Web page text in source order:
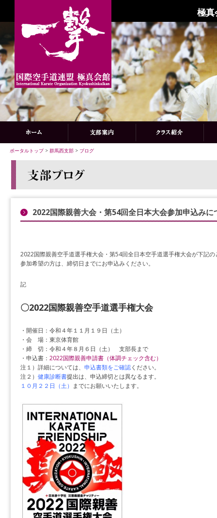
極真
ポータルトップ> 群馬西支部 > ブログ
2022国際親善大会・第54回全日本大会参加申込みに
2022国際親善空手道選手権大会・第54回全日本空手道選手権大会が下記
参加希望の方は、締切日までにお申込みください。
記
〇2022国際親善空手道選手権大会
・開催日：令和４年１１月１９日（土）
・会 場：東京体育館
・締 切：令和４年８月６日（土） 支部長まで
・申込書： 2022国際親善申請書（体調チェック含む）
注１）詳細については、 申込書類をご確認ください。
注２） 健康診断書提出は、申込締切とは異なるます。
１０月２２日（土） までにお願いいたします。